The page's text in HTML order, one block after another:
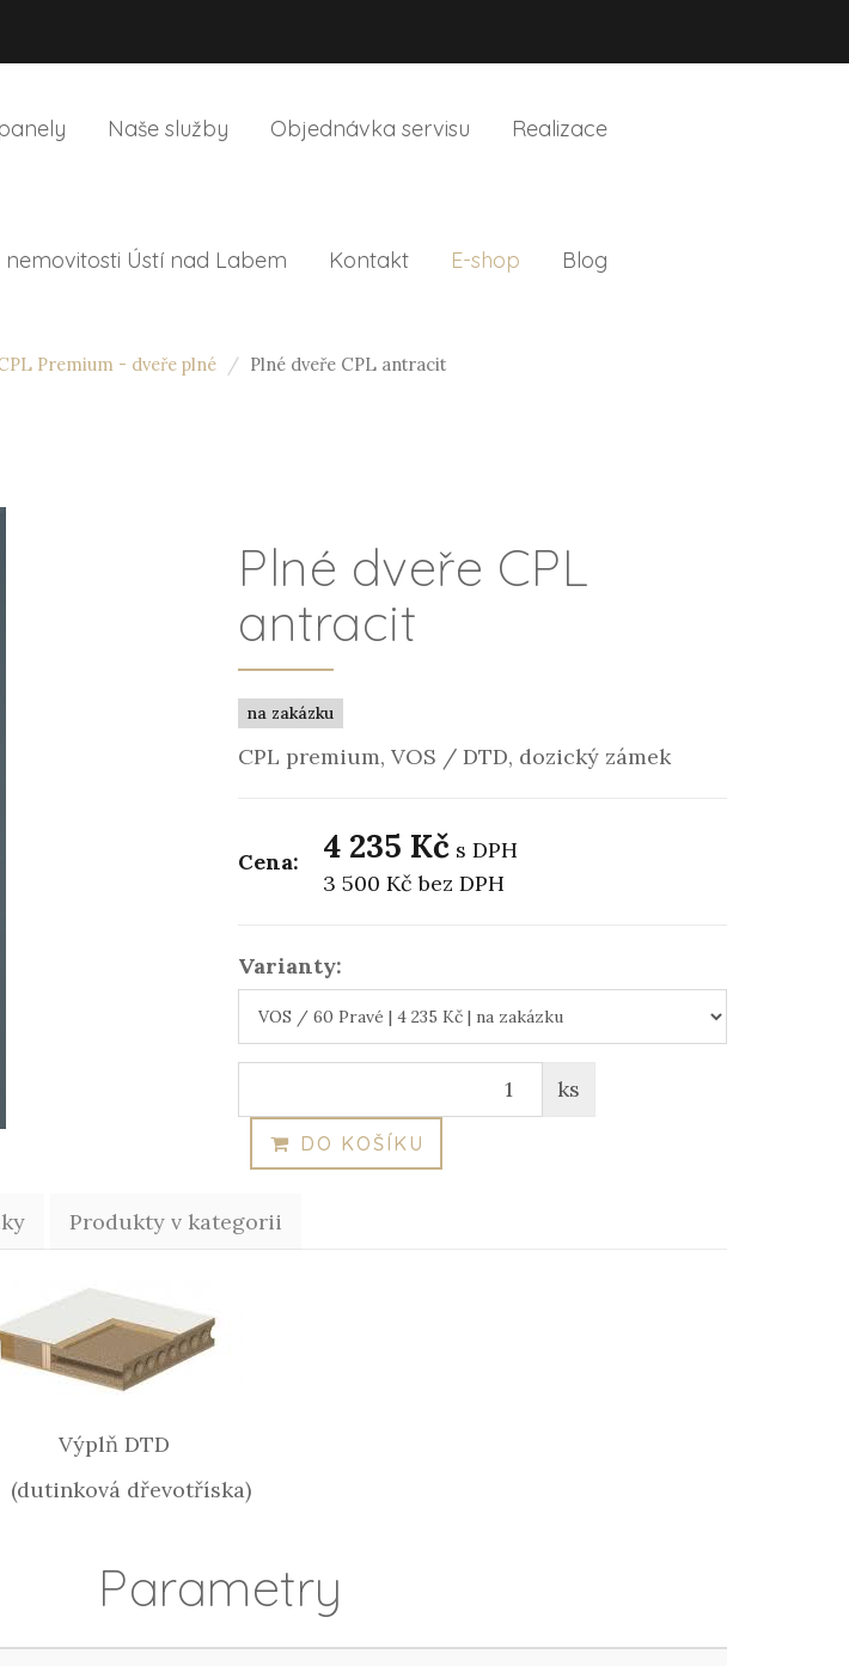
Naše služby Objednávka servisu Realizace
Ústí nad Labem Kontakt E-shop Blog
Premium - dveře plné Plné dveře CPL antracit
Plné dveře CPL
antracit
na zakázku
CPL premium, VOS / DTD, dozický zámek
Cena: 4 235 Kč s DPH
3 500 Kčbez DPH
Varianty:
ks
DO KOŠÍKU
Produkty v kategorii
DTD
dřevotříska)
Parametry